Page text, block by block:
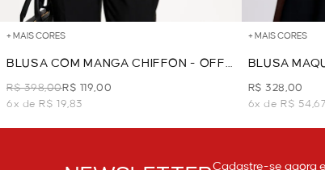
+ MAIS CORES
BLUSA COM MANGA CHIFFON - OFF
WHITE
R$ 398,00R$ 119,00
6x de R$ 19,83
+ MAIS CORES
BLUSA
- OFF WHITE
R$ 328,00
6x de R$ 54,67
Cadastre-se agora